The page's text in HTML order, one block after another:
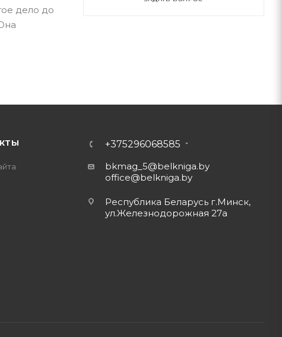
дело до
+375296068585
bkmag_5@belkniga.by
office@belkniga.by
Республика Беларусь г.Минск,
ул.Железнодорожная 27а